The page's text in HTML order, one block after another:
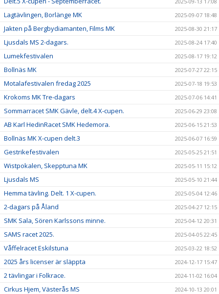
Lagtävlingen, Borlänge MK 2025-09-07 18:48
Jakten på Bergbydiamanten, Films MK 2025-08-30 21:17
Ljusdals MS 2-dagars. 2025-08-24 17:40
Lumekfestivalen 2025-08-17 19:12
Bollnäs MK 2025-07-27 22:15
Motalafestivalen fredag 2025 2025-07-18 19:53
Krokoms MK Tre-dagars 2025-07-06 14:41
Sommarracet SMK Gävle, delt.4 X-cupen. 2025-06-29 23:08
AB Karl HedinRacet SMK Hedemora. 2025-06-15 21:53
Bollnäs MK X-cupen delt.3 2025-06-07 16:59
Gestrikefestivalen 2025-05-25 21:51
Wistpokalen, Skepptuna MK 2025-05-11 15:12
Ljusdals MS 2025-05-10 21:44
Hemma tävling. Delt. 1 X-cupen. 2025-05-04 12:46
2-dagars på Åland 2025-04-27 12:15
SMK Sala, Sören Karlssons minne. 2025-04-12 20:31
SAMS racet 2025. 2025-04-05 22:45
Våffelracet Eskilstuna 2025-03-22 18:52
2025 års licenser är släppta 2024-12-17 15:47
2 tävlingar i Folkrace. 2024-11-02 16:04
Cirkus Hjem, Västerås MS 2024-10-13 20:01